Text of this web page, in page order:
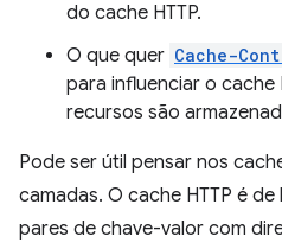
do cache HTTP.
O que quer Cache-
para influenciar o cache
recursos são
Pode ser útil pensar nos
camadas. O cache HTTP é
pares de chave-valor com